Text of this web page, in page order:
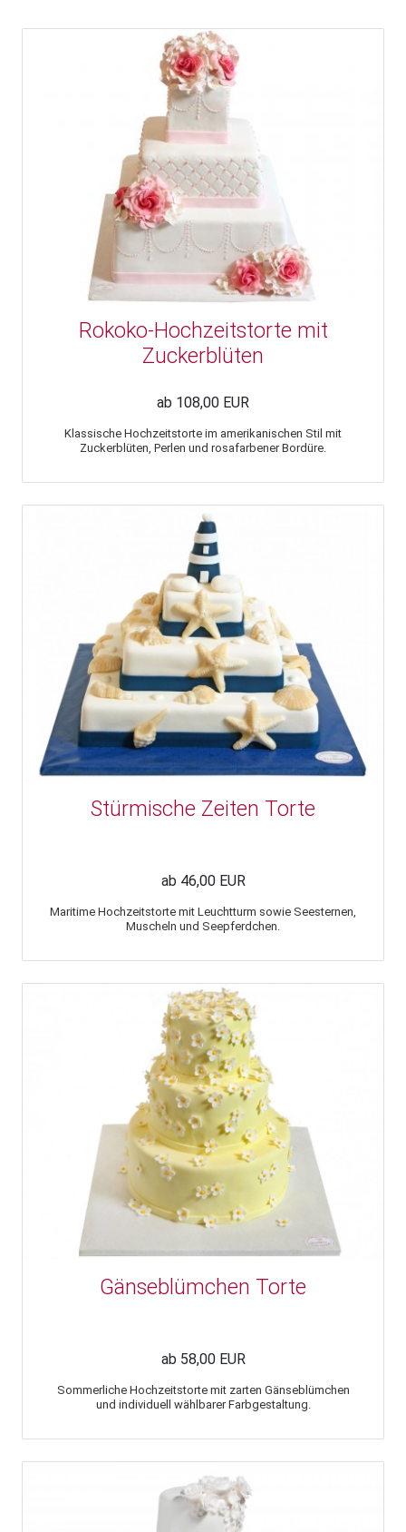
Rokoko-Hochzeitstorte mit
Zuckerblüten
ab 108,00 EUR
Klassische Hochzeitstorte im amerikanischen Stil mit
Zuckerblüten, Perlen und rosafarbener Bordüre.
Stürmische Zeiten Torte
ab 46,00 EUR
Maritime Hochzeitstorte mit Leuchtturm sowie Seesternen,
Muscheln und Seepferdchen.
Gänseblümchen Torte
ab 58,00 EUR
Sommerliche Hochzeitstorte mit zarten Gänseblümchen
und individuell wählbarer Farbgestaltung.